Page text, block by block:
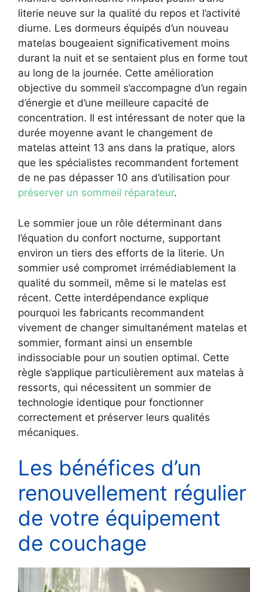
literie neuve sur la qualité du repos et l’activité
diurne. Les dormeurs équipés d’un nouveau
matelas bougeaient significativement moins
durant la nuit et se sentaient plus en forme tout
au long de la journée. Cette amélioration
objective du sommeil s’accompagne d’un regain
d’énergie et d’une meilleure capacité de
concentration. Il est intéressant de noter que la
durée moyenne avant le changement de
matelas atteint 13 ans dans la pratique, alors
que les spécialistes recommandent fortement
de ne pas dépasser 10 ans d’utilisation pour
préserver un sommeil réparateur.
Le sommier joue un rôle déterminant dans
l’équation du confort nocturne, supportant
environ un tiers des efforts de la literie. Un
sommier usé compromet irrémédiablement la
qualité du sommeil, même si le matelas est
récent. Cette interdépendance explique
pourquoi les fabricants recommandent
vivement de changer simultanément matelas et
sommier, formant ainsi un ensemble
indissociable pour un soutien optimal. Cette
règle s’applique particulièrement aux matelas à
ressorts, qui nécessitent un sommier de
technologie identique pour fonctionner
correctement et préserver leurs qualités
mécaniques.
Les bénéfices d’un
renouvellement régulier
de votre équipement
de couchage